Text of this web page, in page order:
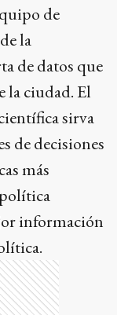
de
la
de datos que
la ciudad. El
sirva
de decisiones
más
información